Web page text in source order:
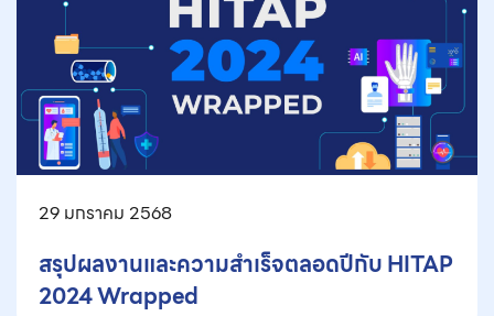
29 มกราคม 2568
สรุปผลงานและความสำเร็จตลอดปีกับ HITAP
2024 Wrapped